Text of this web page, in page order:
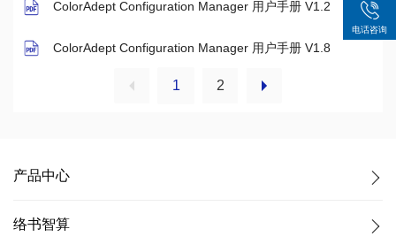
ColorAdept Configuration Manager 用户手册 V1.2
ColorAdept Configuration Manager 用户手册 V1.8
1 2
产品中心
络书智算
电话咨询